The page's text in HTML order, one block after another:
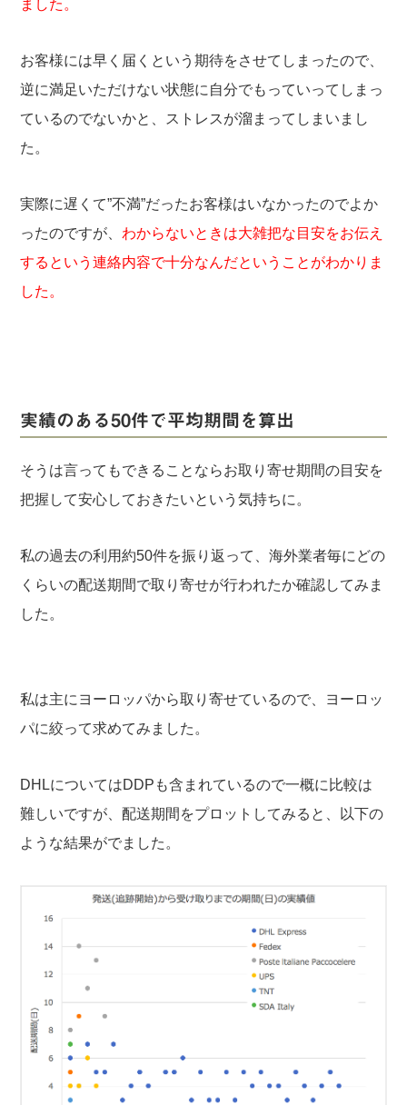
ました。
お客様には早く届くという期待をさせてしまったので、
逆に満足いただけない状態に自分でもっていってしまっ
ているのでないかと、ストレスが溜まってしまいまし
た。
実際に遅くて”不満”だったお客様はいなかったのでよか
ったのですが、 わからないときは大雑把な目安をお伝え
するという連絡内容で十分なんだということがわかりま
した。
実績のある50件で平均期間を算出
そうは言ってもできることならお取り寄せ期間の目安を
把握して安心しておきたいという気持ちに。
私の過去の利用約50件を振り返って、海外業者毎にどの
くらいの配送期間で取り寄せが行われたか確認してみま
した。
私は主にヨーロッパから取り寄せているので、ヨーロッ
パに絞って求めてみました。
DHLについてはDDPも含まれているので一概に比較は
難しいですが、配送期間をプロットしてみると、以下の
ような結果がでました。